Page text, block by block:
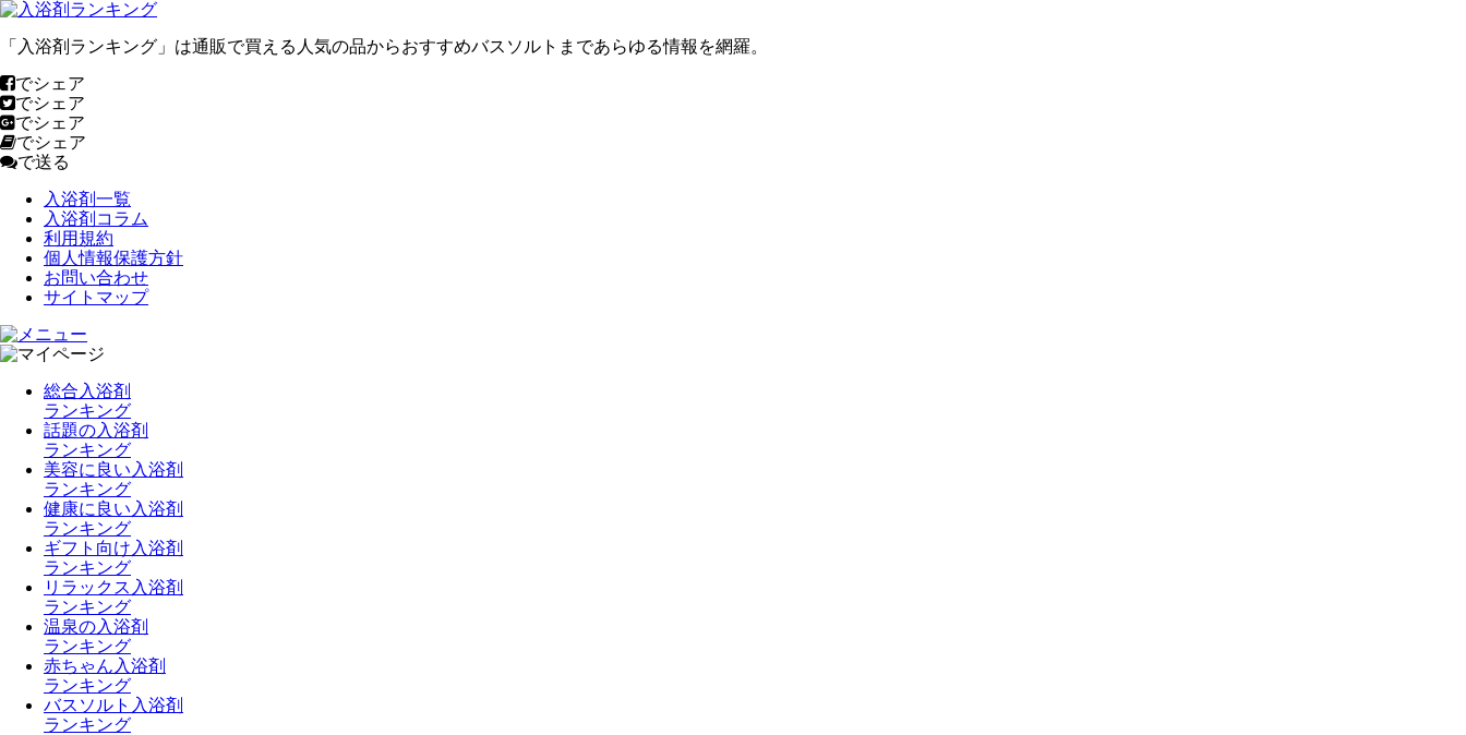
「入浴剤ランキング」は通販で買える人気の品からおすすめバスソルトまであらゆる情報を網羅。
でシェア
でシェア
でシェア
でシェア
で送る
入浴剤一覧
入浴剤コラム
利用規約
個人情報保護方針
お問い合わせ
サイトマップ
総合入浴剤
ランキング
話題の入浴剤
ランキング
美容に良い入浴剤
ランキング
健康に良い入浴剤
ランキング
ギフト向け入浴剤
ランキング
リラックス入浴剤
ランキング
温泉の入浴剤
ランキング
赤ちゃん入浴剤
ランキング
バスソルト入浴剤
ランキング